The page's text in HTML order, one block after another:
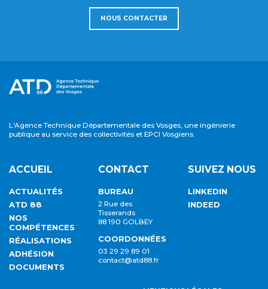
NOUS CONTACTER
L'Agence Technique Départementale des Vosges, une ingénierie
publique au service des collectivités et EPCI Vosgiens.
ACCUEIL
ACTUALITÉS
ATD 88
NOS
COMPÉTENCES
RÉALISATIONS
ADHÉSION
DOCUMENTS
CONTACT
BUREAU
2 Rue des
Tisserands
88 190 GOLBEY
COORDONNÉES
03 29 29 89 01
contact@atd88.fr
SUIVEZ NOUS
LINKEDIN
INDEED